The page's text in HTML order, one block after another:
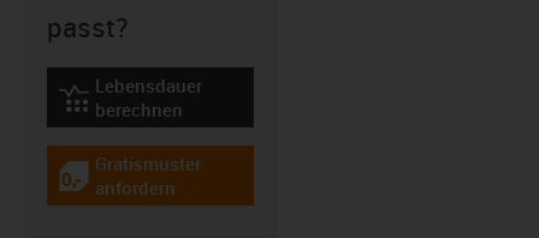
passt?
igus-icon-lebensdauerrechner
Lebensdauer
berechnen
igus-icon-gratismuster
Gratismuster
anfordern